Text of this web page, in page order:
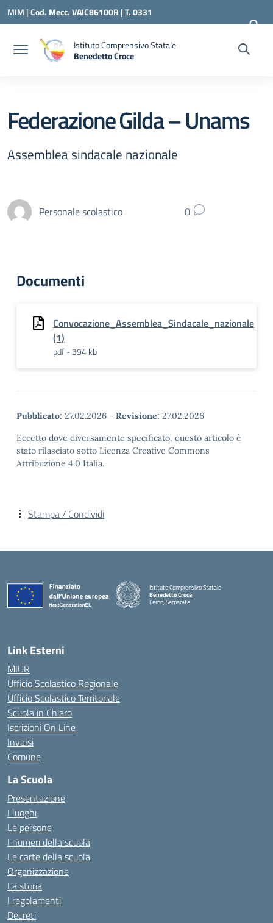
Vai ai contenuti
Vai al menu di navigazione
Vai al footer
MIM |Cod. Mecc. VAIC86100R | T. 0331
240260 | VAIC86100R@ISTRUZIONE.IT
Istituto Comprensivo Statale
Benedetto Croce
Federazione Gilda – Unams
Assemblea sindacale nazionale
Personale scolastico 0
Documenti
Convocazione_Assemblea_Sindacale_nazionale
(1)
pdf - 394 kb
Pubblicato: 27.02.2026 - Revisione: 27.02.2026
Eccetto dove diversamente specificato, questo articolo è
stato rilasciato sotto Licenza Creative Commons
Attribuzione 4.0 Italia.
Stampa / Condividi
Istituto Comprensivo Statale
Benedetto Croce
Ferno, Samarate
Link Esterni
MIUR
Ufficio Scolastico Regionale
Ufficio Scolastico Territoriale
Scuola in Chiaro
Iscrizioni On Line
Invalsi
Comune
La Scuola
Presentazione
I luoghi
Le persone
I numeri della scuola
Le carte della scuola
Organizzazione
La storia
I regolamenti
Decreti